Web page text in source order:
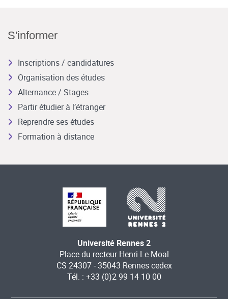
S'informer
Inscriptions / candidatures
Organisation des études
Alternance / Stages
Partir étudier à l’étranger
Reprendre ses études
Formation à distance
Université Rennes 2
Place du recteur Henri Le Moal
CS 24307 - 35043 Rennes cedex
Tél. : +33 (0)2 99 14 10 00